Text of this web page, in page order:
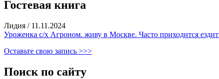
Гостевая книга
Лидия / 11.11.2024
Уроженка с/х Агроном. живу в Москве. Часто приходится
Оставьте свою запись >>>
Поиск по сайту